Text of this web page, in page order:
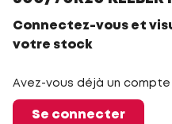
Connectez-vous et
votre stock
Avez-vous déjà un compte
Se connecter